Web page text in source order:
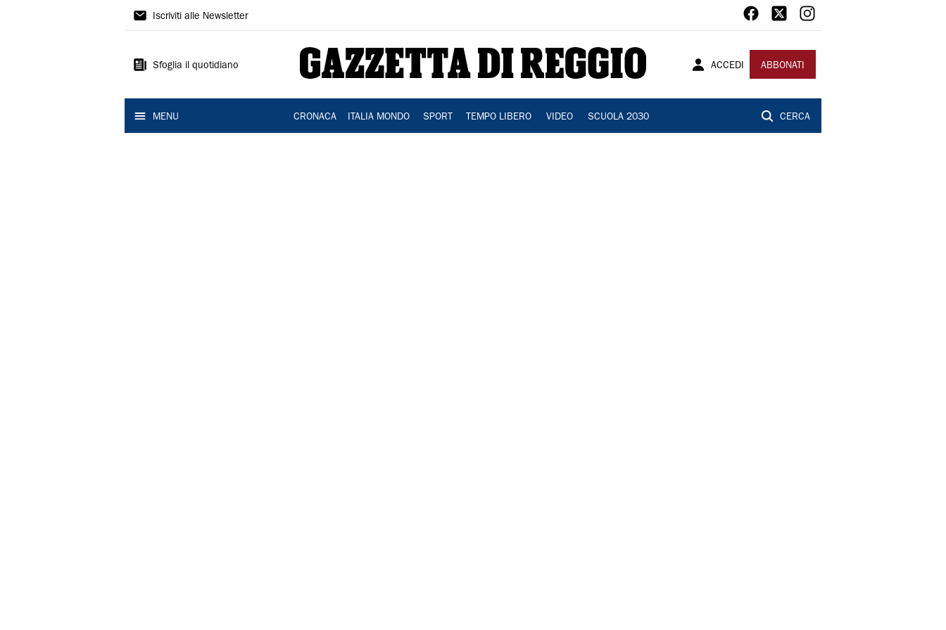
Gazzetta
Reggio
Iscriviti alle Newsletter
Sfoglia il quotidiano ACCEDI ABBONATI
MENU CRONACA ITALIA MONDO SPORT TEMPO LIBERO VIDEO SCUOLA 2030 CERCA